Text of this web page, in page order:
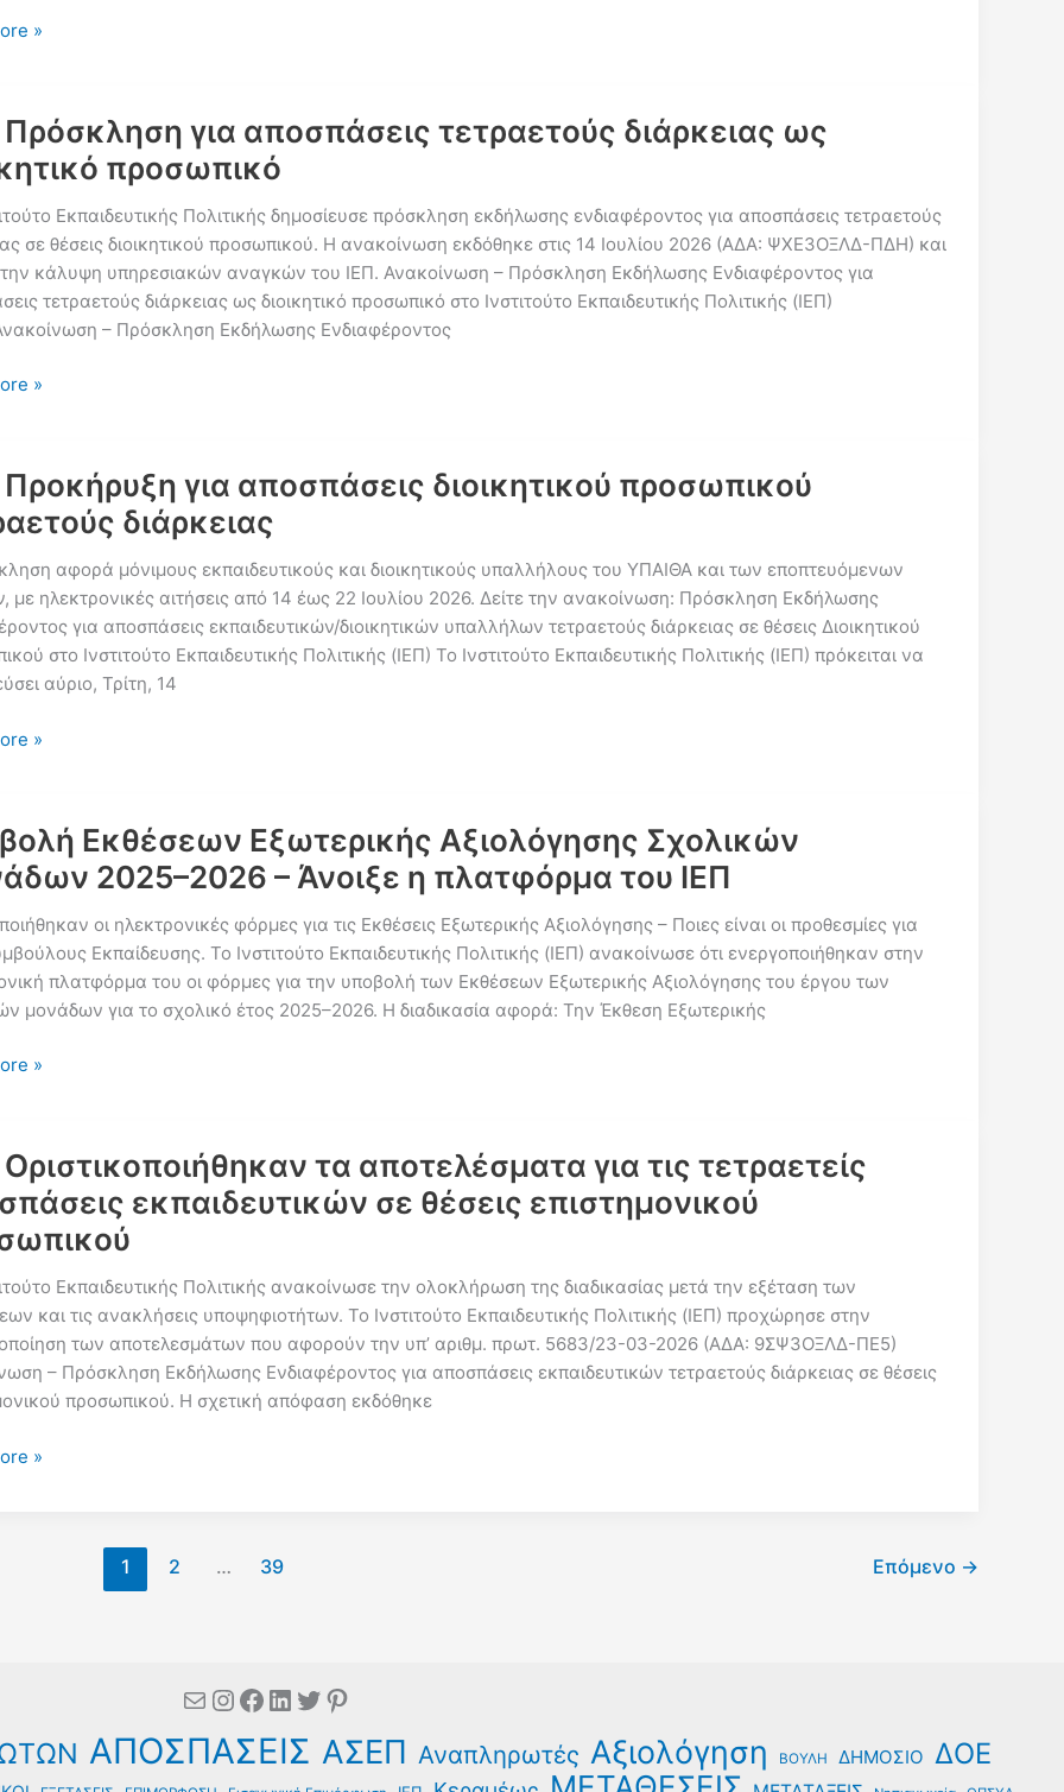
»
Πρόσκληση για αποσπάσεις τετραετούς διάρκειας ως
προσωπικό
Εκπαιδευτικής Πολιτικής δημοσίευσε πρόσκληση εκδήλωσης ενδιαφέροντος για αποσπάσεις τετραετούς
σε θέσεις διοικητικού προσωπικού. Η ανακοίνωση εκδόθηκε στις 14 Ιουλίου 2026 (ΑΔΑ: ΨΧΕ3ΟΞΛΔ-ΠΔΗ) και
κάλυψη υπηρεσιακών αναγκών του ΙΕΠ. Ανακοίνωση – Πρόσκληση Εκδήλωσης Ενδιαφέροντος για
τετραετούς διάρκειας ως διοικητικό προσωπικό στο Ινστιτούτο Εκπαιδευτικής Πολιτικής (ΙΕΠ)
– Πρόσκληση Εκδήλωσης Ενδιαφέροντος
»
Προκήρυξη για αποσπάσεις διοικητικού προσωπικού
διάρκειας
αφορά μόνιμους εκπαιδευτικούς και διοικητικούς υπαλλήλους του ΥΠΑΙΘΑ και των εποπτευόμενων
με ηλεκτρονικές αιτήσεις από 14 έως 22 Ιουλίου 2026. Δείτε την ανακοίνωση: Πρόσκληση Εκδήλωσης
για αποσπάσεις εκπαιδευτικών/διοικητικών υπαλλήλων τετραετούς διάρκειας σε θέσεις Διοικητικού
στο Ινστιτούτο Εκπαιδευτικής Πολιτικής (ΙΕΠ) Το Ινστιτούτο Εκπαιδευτικής Πολιτικής (ΙΕΠ) πρόκειται να
αύριο, Τρίτη, 14
»
Εκθέσεων Εξωτερικής Αξιολόγησης Σχολικών
2025–2026 – Άνοιξε η πλατφόρμα του ΙΕΠ
οι ηλεκτρονικές φόρμες για τις Εκθέσεις Εξωτερικής Αξιολόγησης – Ποιες είναι οι προθεσμίες για
Εκπαίδευσης. Το Ινστιτούτο Εκπαιδευτικής Πολιτικής (ΙΕΠ) ανακοίνωσε ότι ενεργοποιήθηκαν στην
πλατφόρμα του οι φόρμες για την υποβολή των Εκθέσεων Εξωτερικής Αξιολόγησης του έργου των
μονάδων για το σχολικό έτος 2025–2026. Η διαδικασία αφορά: Την Έκθεση Εξωτερικής
»
τα αποτελέσματα για τις τετραετείς
εκπαιδευτικών σε θέσεις επιστημονικού
Εκπαιδευτικής Πολιτικής ανακοίνωσε την ολοκλήρωση της διαδικασίας μετά την εξέταση των
και τις ανακλήσεις υποψηφιοτήτων. Το Ινστιτούτο Εκπαιδευτικής Πολιτικής (ΙΕΠ) προχώρησε στην
των αποτελεσμάτων που αφορούν την υπ’ αριθμ. πρωτ. 5683/23-03-2026 (ΑΔΑ: 9ΣΨ3ΟΞΛΔ-ΠΕ5)
– Πρόσκληση Εκδήλωσης Ενδιαφέροντος για αποσπάσεις εκπαιδευτικών τετραετούς διάρκειας σε θέσεις
προσωπικού. Η σχετική απόφαση εκδόθηκε
»
1 2 … 39 Επόμενο →
MailInstagram
Facebook
Linkedin
Twitter
Pinterest
ΑΠΟΣΠΑΣΕΙΣ ΑΣΕΠ Αναπληρωτές Αξιολόγηση ΒΟΥΛΗ ΔΗΜΟΣΙΟ ΔΟΕ